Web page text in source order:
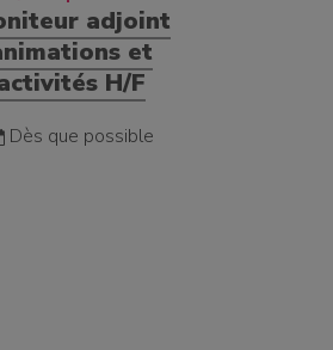
adjoint
et
H/F
Dès que possible